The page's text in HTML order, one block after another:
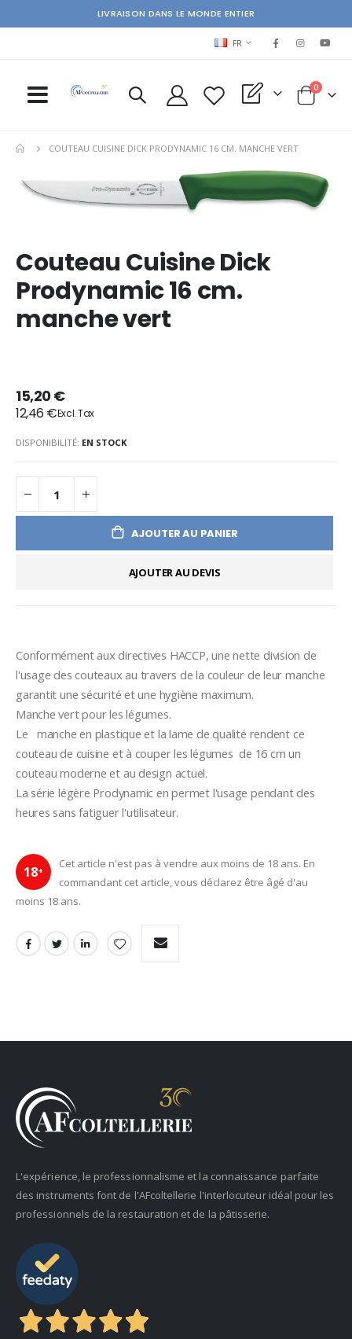
LIVRAISON DANS LE MONDE ENTIER
LANGUAGE
FR
My Quote Cart
0items
COUTEAU CUISINE DICK PRODYNAMIC 16 CM. MANCHE VERT
to
the
images
gallery
Couteau Cuisine Dick
Prodynamic 16 cm.
manche vert
15,20 €
12,46 €
DISPONIBILITÉ: EN STOCK
AJOUTER AU PANIER
AJOUTER AU DEVIS
Conformément aux directives HACCP, une nette division de
l'usage des couteaux au travers de la couleur de leur manche
garantit une sécurité et une hygiène maximum.
Manche vert pour les légumes.
Le   manche en plastique et la lame de qualité rendent ce
couteau de cuisine et à couper les légumes  de 16 cm un
couteau moderne et au design actuel.
La série légère Prodynamic en permet l'usage pendant des
heures sans fatiguer l'utilisateur.
18+
Cet article n'est pas à vendre aux moins de 18 ans. En
commandant cet article, vous déclarez être âgé d'au
moins 18 ans.
L'expérience, le professionnalisme et la connaissance parfaite
des instruments font de l'AFcoltellerie l'interlocuteur idéal pour les
professionnels de la restauration et de la pâtisserie.